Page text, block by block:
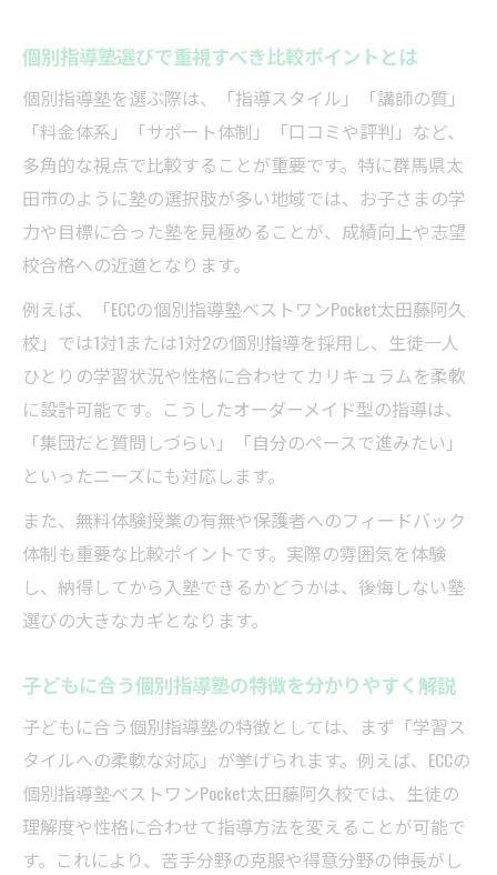
群馬県太田市で後悔しない塾探しのコツ
個別指導塾選びで後悔しないための比較法
太田市の個別指導塾で注目すべき指導体制
オンラインと通塾のメリット・デメリット
比較
口コミから見る個別指導塾の信頼性チェッ
ク
個別指導塾の体験授業活用でわかる雰囲気
お子さまに合う個別指導塾を見極める方法
個別指導塾選びで大切な学習スタイルの把
握
お子さまの性格に合う個別指導塾とはどん
な塾か
苦手克服に強い個別指導塾の見分け方
個別指導塾の講師陣の質を比較するポイン
ト
学習意欲を引き出す個別指導塾の選択基準
個別指導塾の指導体制と通いやすさを比較
口コミで評判の個別指導塾の学習環境とは
自習室や質問体制が充実した個別指導塾
太田市個別塾のカリキュラム柔軟性を解説
保護者支持の高い個別指導塾の特徴まとめ
個別指導塾選びで重視すべき比較ポイントとは
個別指導塾を選ぶ際は、「指導スタイル」「講師の質」
「料金体系」「サポート体制」「口コミや評判」など、
多角的な視点で比較することが重要です。特に群馬県太
田市のように塾の選択肢が多い地域では、お子さまの学
力や目標に合った塾を見極めることが、成績向上や志望
校合格への近道となります。
例えば、「ECCの個別指導塾ベストワンPocket太田藤阿久
校」では1対1または1対2の個別指導を採用し、生徒一人
ひとりの学習状況や性格に合わせてカリキュラムを柔軟
に設計可能です。こうしたオーダーメイド型の指導は、
「集団だと質問しづらい」「自分のペースで進みたい」
といったニーズにも対応します。
また、無料体験授業の有無や保護者へのフィードバック
体制も重要な比較ポイントです。実際の雰囲気を体験
し、納得してから入塾できるかどうかは、後悔しない塾
選びの大きなカギとなります。
子どもに合う個別指導塾の特徴を分かりやすく解説
子どもに合う個別指導塾の特徴としては、まず「学習ス
タイルへの柔軟な対応」が挙げられます。例えば、ECCの
個別指導塾ベストワンPocket太田藤阿久校では、生徒の
理解度や性格に合わせて指導方法を変えることが可能で
す。これにより、苦手分野の克服や得意分野の伸長がし